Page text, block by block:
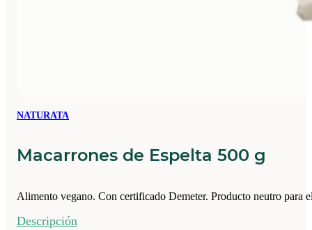
NATURATA
Macarrones de Espelta 500 g
Alimento vegano. Con certificado Demeter. Producto neutro para
Descripción